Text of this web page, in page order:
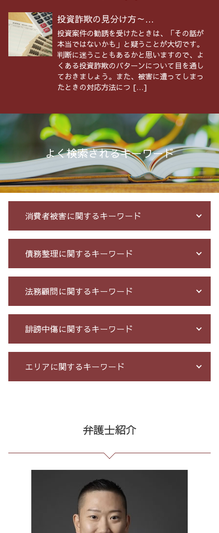
投資詐欺の見分け方～...
投資案件の勧誘を受けたときは、「その話が
本当ではないかも」と疑うことが大切です。
判断に迷うこともあるかと思いますので、よ
くある投資詐欺のパターンについて目を通し
ておきましょう。また、被害に遭ってしまっ
たときの対応方法につ […]
よく検索されるキーワード
消費者被害に関するキーワード
マルチ商法 ネズミ講 違い
未公開株 詐欺
詐欺 民事 刑事
振り込め 詐欺
株 詐欺
ネット 詐欺 被害
クレジット カード 詐欺
特殊 詐欺 警視庁
高齢者 詐欺 被害
投資 信託 詐欺
サクラ 詐欺 返金
サクラ サイト 詐欺
債務整理に関するキーワード
破産法 自己破産
借金 過払い金 期間
サラ金 過払い
破産 免責
破産 保証人
自己破産 期間 免責
借金 過払い請求 デメリット
借金 個人再生 条件
債務整理 和解 成立
自己破産 個人再生 デメリット
小規模 個人再生 デメリット
個人再生 手続き 流れ
個人再生 5年
法務顧問に関するキーワード
企業法務 とは
残業代 未払い
会社 法務
長 時間 労働 問題
残業 未払い 請求
不当解雇 とは
労務 トラブル
顧問 弁護士 メリット
有給 取得 トラブル
誹謗中傷に関するキーワード
誹謗中傷 削除
誹謗中傷 特定
爆サイ 誹謗中傷
情報開示請求 費用
誹謗中傷 どこから
誹謗中傷 相談
誹謗中傷 逮捕
エリアに関するキーワード
誹謗中傷 千代田区
任意整理 港区 弁護士
誹謗中傷 全国
振り込め詐欺 東京都 弁護士
契約書作成 全国 弁護士
通販 詐欺 港区 弁護士
企業法務 23区 弁護士
架空請求 東京都 弁護士
弁護士紹介